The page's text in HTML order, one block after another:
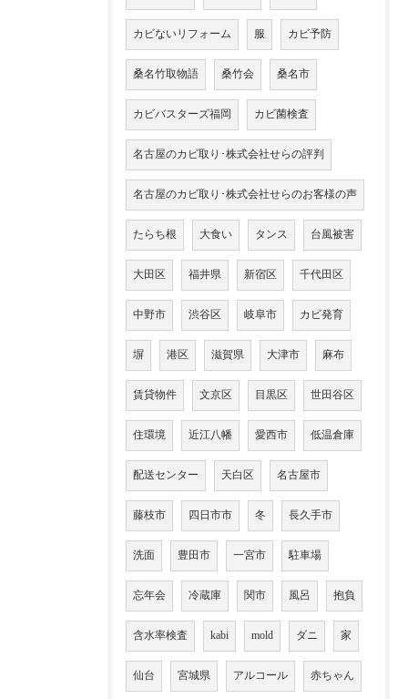
カビないリフォーム 服 カビ予防
桑名竹取物語 桑竹会 桑名市
カビバスターズ福岡 カビ菌検査
名古屋のカビ取り･株式会社せらの評判
名古屋のカビ取り･株式会社せらのお客様の声
たらち根 大食い タンス 台風被害
大田区 福井県 新宿区 千代田区
中野市 渋谷区 岐阜市 カビ発育
塀 港区 滋賀県 大津市 麻布
賃貸物件 文京区 目黒区 世田谷区
住環境 近江八幡 愛西市 低温倉庫
配送センター 天白区 名古屋市
藤枝市 四日市市 冬 長久手市
洗面 豊田市 一宮市 駐車場
忘年会 冷蔵庫 関市 風呂 抱負
含水率検査 kabi mold ダニ 家
仙台 宮城県 アルコール 赤ちゃん